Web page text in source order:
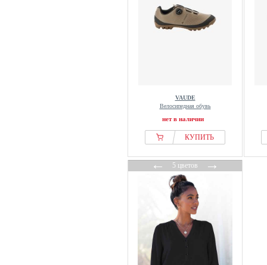
VAUDE
Велосипедная обувь
нет в наличии
КУПИТЬ
←5 цветов→